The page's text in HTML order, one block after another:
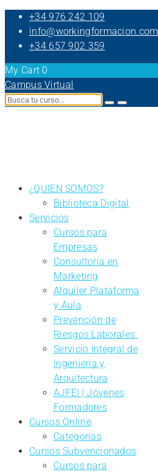
+34 976 242 109
info@workingformacion.com
+34 657 902 359
My Cart 0
Campus Virtual
¿QUIEN SOMOS?
Biblioteca Digital
Servicios
Cursos para
Empresas
Consultoría en
Marketing
Alquiler Plataforma
y Aula
Prevención de
Riesgos Laborales.
Servicio Integral de
Ingeniería y
Arquitectura
AJFEI | Jóvenes
Formadores
Cursos Online
Categorías
Cursos Subvencionados
Cursos para